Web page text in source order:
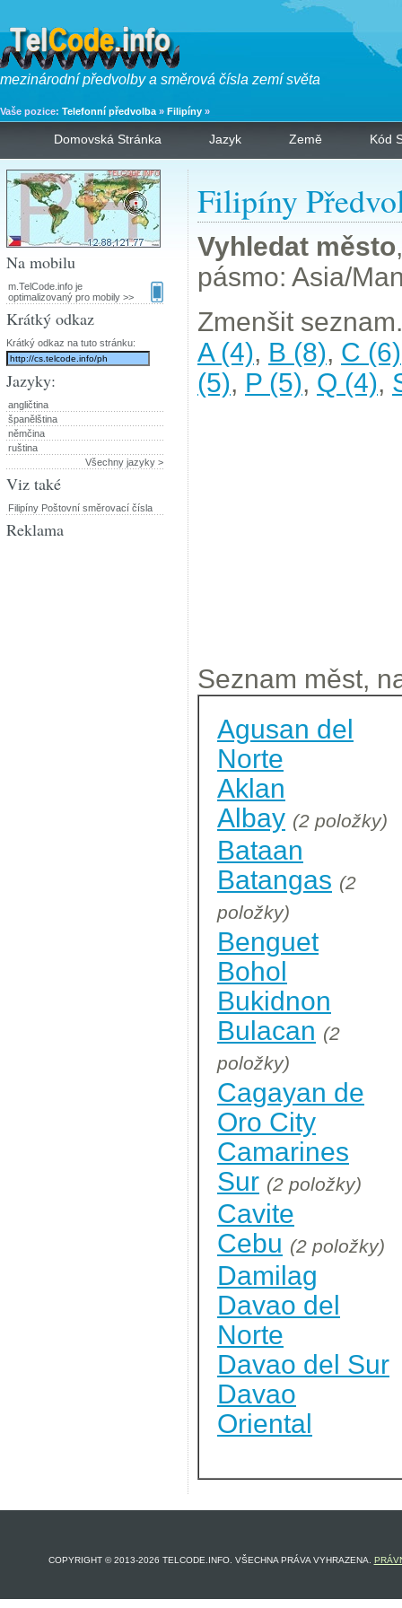
mezinárodní předvolby a směrová čísla zemí světa
Vaše pozice: Telefonní předvolba » Filipíny »
Domovská Stránka Jazyk Země Kód
Filipíny
Vyhledat město
pásmo: Asia/
Zmenšit
A (4), B (8), C (6)
(5), P (5), Q (4),
Seznam měst,
Agusan del
Norte
Aklan
Albay (2 položky)
Bataan
Batangas (2
položky)
Benguet
Bohol
Bukidnon
Bulacan (2
položky)
Cagayan de
Oro City
Camarines
Sur (2 položky)
Cavite
Cebu (2 položky)
Damilag
Davao del
Norte
Davao del Sur
Davao
Oriental
Na mobilu
m.TelCode.info je
optimalizovaný pro mobily >>
Krátký odkaz
Krátký odkaz na tuto stránku:
Jazyky:
angličtina
španělština
němčina
ruština
Všechny jazyky >
Viz také
Filipíny Poštovní směrovací čísla
Reklama
COPYRIGHT © 2013-2026 TELCODE.INFO. VŠECHNA PRÁVA VYHRAZENA.